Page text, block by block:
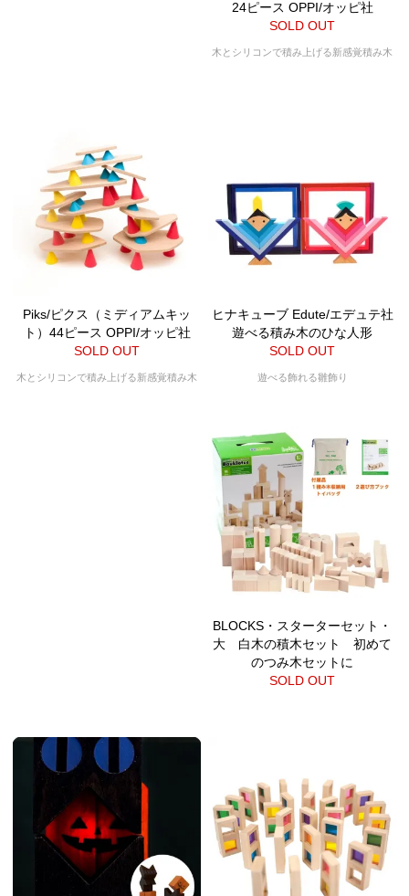
24ピース OPPI/オッピ社
SOLD OUT
木とシリコンで積み上げる新感覚積み木
Piks/ピクス（ミディアムキッ
ト）44ピース OPPI/オッピ社
SOLD OUT
木とシリコンで積み上げる新感覚積み木
ヒナキューブ Edute/エデュテ社
遊べる積み木のひな人形
SOLD OUT
遊べる飾れる雛飾り
BLOCKS・スターターセット・
大 白木の積木セット 初めて
のつみ木セットに
SOLD OUT